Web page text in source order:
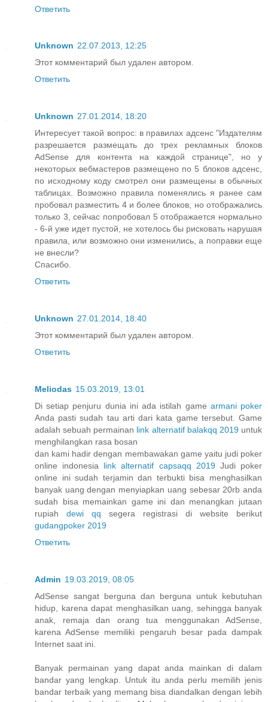
Ответить
Unknown 22.07.2013, 12:25
Этот комментарий был удален автором.
Ответить
Unknown 27.01.2014, 18:20
Интересует такой вопрос: в правилах адсенс "Издателям
разрешается размещать до трех рекламных блоков
AdSense для контента на каждой странице", но у
некоторых вебмастеров размещено по 5 блоков адсенс,
по исходному коду смотрел они размещены в обычных
таблицах. Возможно правила поменялись я ранее сам
пробовал разместить 4 и более блоков, но отображались
только 3, сейчас попробовал 5 отображается нормально
- 6-й уже идет пустой, не хотелось бы рисковать нарушая
правила, или возможно они изменились, а поправки еще
не внесли?
Спасибо.
Ответить
Unknown 27.01.2014, 18:40
Этот комментарий был удален автором.
Ответить
Meliodas 15.03.2019, 13:01
Di setiap penjuru dunia ini ada istilah game armani poker
Anda pasti sudah tau arti dari kata game tersebut. Game
adalah sebuah permainan link alternatif balakqq 2019untuk
menghilangkan rasa bosan
dan kami hadir dengan membawakan game yaitu judi poker
online indonesia link alternatif capsaqq 2019Judi poker
online ini sudah terjamin dan terbukti bisa menghasilkan
banyak uang dengan menyiapkan uang sebesar 20rb anda
sudah bisa memainkan game ini dan menangkan jutaan
rupiah dewi qq segera registrasi di website berikut
gudangpoker 2019
Ответить
Admin 19.03.2019, 08:05
AdSense sangat berguna dan berguna untuk kebutuhan
hidup, karena dapat menghasilkan uang, sehingga banyak
anak, remaja dan orang tua menggunakan AdSense,
karena AdSense memiliki pengaruh besar pada dampak
Internet saat ini.
Banyak permainan yang dapat anda mainkan di dalam
bandar yang lengkap. Untuk itu anda perlu memilih jenis
bandar terbaik yang memang bisa diandalkan dengan lebih